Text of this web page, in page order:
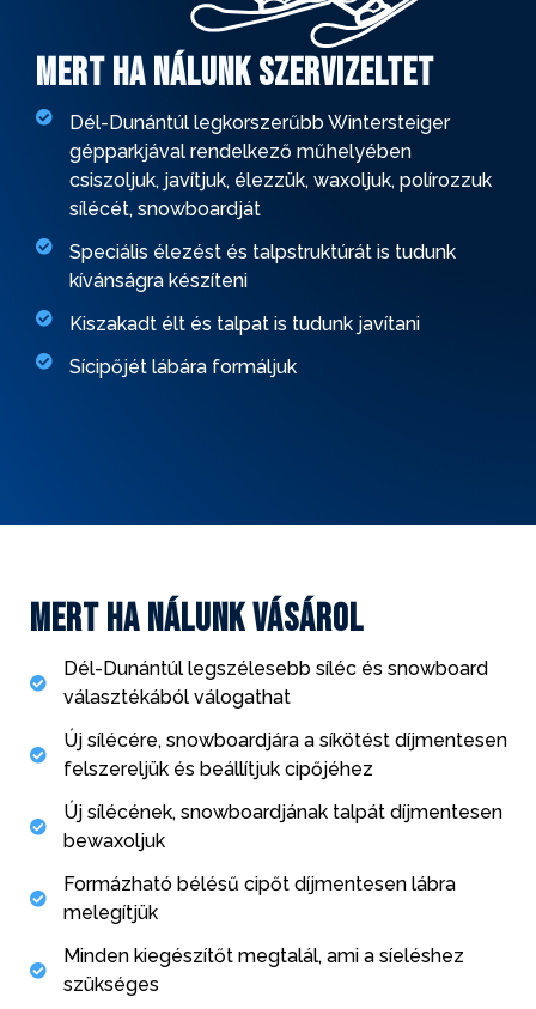
Mert ha nálunk szervizeltet
Dél-Dunántúl legkorszerűbb Wintersteiger
gépparkjával rendelkező műhelyében
csiszoljuk, javítjuk, élezzük, waxoljuk, polírozzuk
sílécét, snowboardját
Speciális élezést és talpstruktúrát is tudunk
kívánságra készíteni
Kiszakadt élt és talpat is tudunk javítani
Sícipőjét lábára formáljuk
Mert ha nálunk vásárol
Dél-Dunántúl legszélesebb síléc és snowboard
választékából válogathat
Új sílécére, snowboardjára a síkötést díjmentesen
felszereljük és beállítjuk cipőjéhez
Új sílécének, snowboardjának talpát díjmentesen
bewaxoljuk
Formázható bélésű cipőt díjmentesen lábra
melegítjük
Minden kiegészítőt megtalál, ami a síeléshez
szükséges